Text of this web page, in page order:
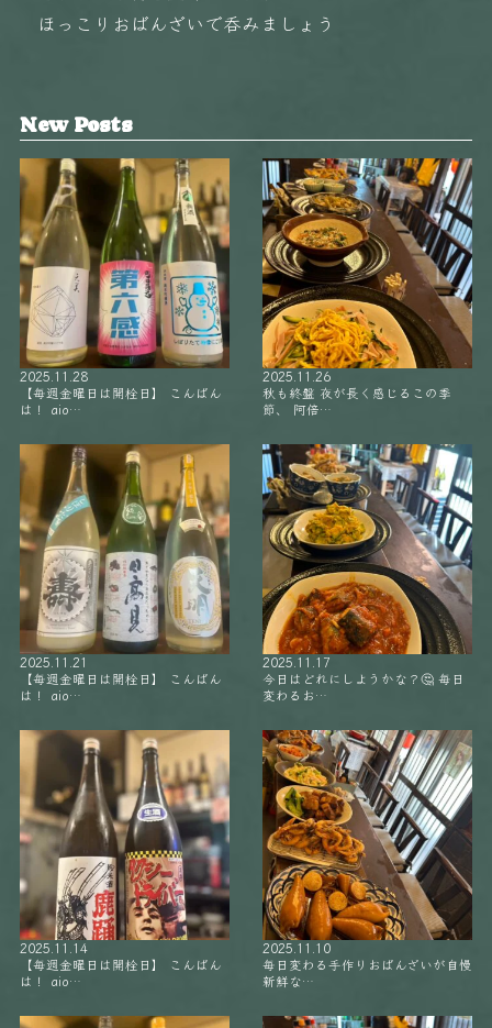
ほっこりおばんざいで呑みましょう️
New Posts
2025.11.28
【毎週金曜日は開栓日】 こんばん
は！ aio…
2025.11.26
秋も終盤 夜が長く感じるこの季
節、 阿倍…
2025.11.21
【毎週金曜日は開栓日】 こんばん
は！ aio…
2025.11.17
今日はどれにしようかな？🤔 毎日
変わるお…
2025.11.14
【毎週金曜日は開栓日】 こんばん
は！ aio…
2025.11.10
毎日変わる手作りおばんざいが自慢
新鮮な…